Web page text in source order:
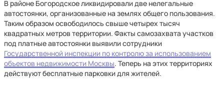
В районе Богородское ликвидировали две нелегальные
автостоянки, организованные на землях общего пользования.
Таким образом освободилось свыше четырех тысяч
квадратных метров территории. Факты самозахвата участков
под платные автостоянки выявили сотрудники
Государственной инспекции по контролю за использованием
объектов недвижимости Москвы. Теперь на этих территориях
действуют бесплатные парковки для жителей.